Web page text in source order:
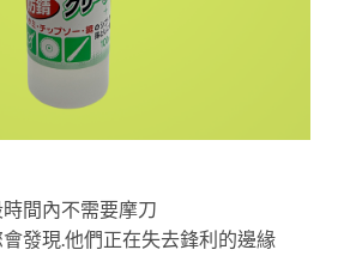
間內不需要摩刀
發現.他們正在失去鋒利的邊緣